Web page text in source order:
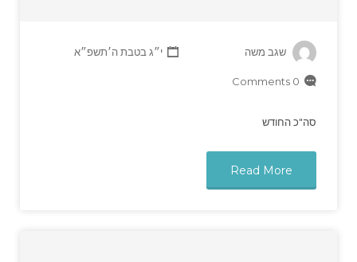
שגב משה י״ג בטבת ה׳תשפ״א
0 Comments
סה"כ החודש
Read More